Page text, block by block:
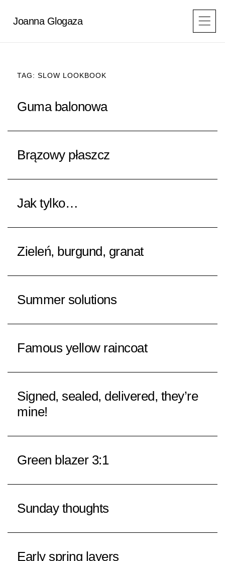
Joanna Glogaza
TAG: SLOW LOOKBOOK
Guma balonowa
Brązowy płaszcz
Jak tylko…
Zieleń, burgund, granat
Summer solutions
Famous yellow raincoat
Signed, sealed, delivered, they’re
mine!
Green blazer 3:1
Sunday thoughts
Early spring layers